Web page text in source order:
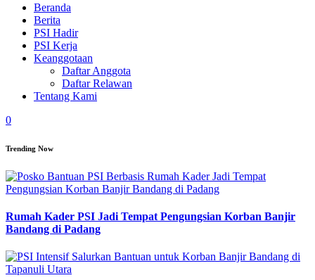
Beranda
Berita
PSI Hadir
PSI Kerja
Keanggotaan
Daftar Anggota
Daftar Relawan
Tentang Kami
0
Trending Now
Rumah Kader PSI Jadi Tempat Pengungsian Korban Banjir
Bandang di Padang